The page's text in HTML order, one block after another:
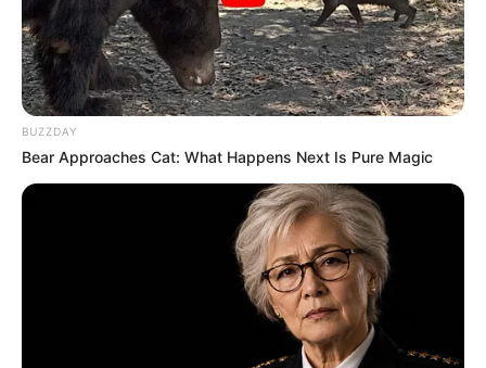
BUZZDAY
Bear Approaches Cat: What Happens Next Is Pure Magic